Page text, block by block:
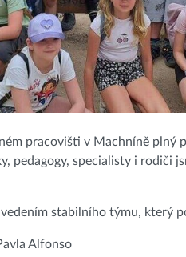
pracovišti v Machníně plný
pedagogy, specialisty i rodiči
stabilního týmu, který
Alfonso